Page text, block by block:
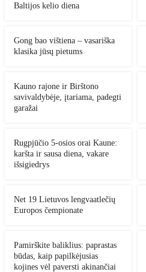
Baltijos kelio diena
Gong bao vištiena – vasariška
klasika jūsų pietums
Kauno rajone ir Birštono
savivaldybėje, įtariama, padegti
garažai
Rugpjūčio 5-osios orai Kaune:
karšta ir sausa diena, vakare
išsigiedrys
Net 19 Lietuvos lengvaatlečių
Europos čempionate
Pamirškite baliklius: paprastas
būdas, kaip papilkėjusias
kojines vėl paversti akinančiai